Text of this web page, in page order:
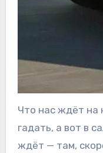
Что нас ждёт на
гадать, а вот в
ждёт — там,